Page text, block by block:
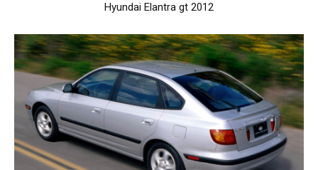
Hyundai Elantra gt 2012